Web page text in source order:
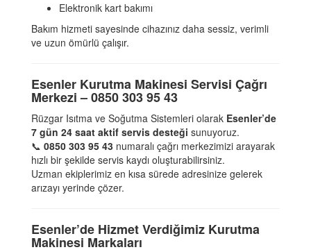
Elektronik kart bakımı
Bakım hizmeti sayesinde cihazınız daha sessiz, verimli
ve uzun ömürlü çalışır.
Esenler Kurutma Makinesi Servisi Çağrı
Merkezi – 0850 303 95 43
Rüzgar Isıtma ve Soğutma Sistemleri olarak Esenler’de
7 gün 24 saat aktif servis desteği sunuyoruz.
📞 0850 303 95 43 numaralı çağrı merkezimizi arayarak
hızlı bir şekilde servis kaydı oluşturabilirsiniz.
Uzman ekiplerimiz en kısa sürede adresinize gelerek
arızayı yerinde çözer.
Esenler’de Hizmet Verdiğimiz Kurutma
Makinesi Markaları